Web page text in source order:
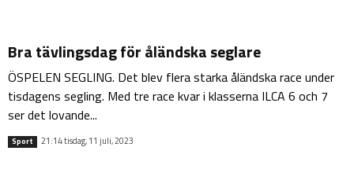
Bra tävlingsdag för åländska seglare
ÖSPELEN SEGLING. Det blev flera starka åländska race under
tisdagens segling. Med tre race kvar i klasserna ILCA 6 och 7
ser det lovande...
Sport 21:14 tisdag, 11 juli, 2023